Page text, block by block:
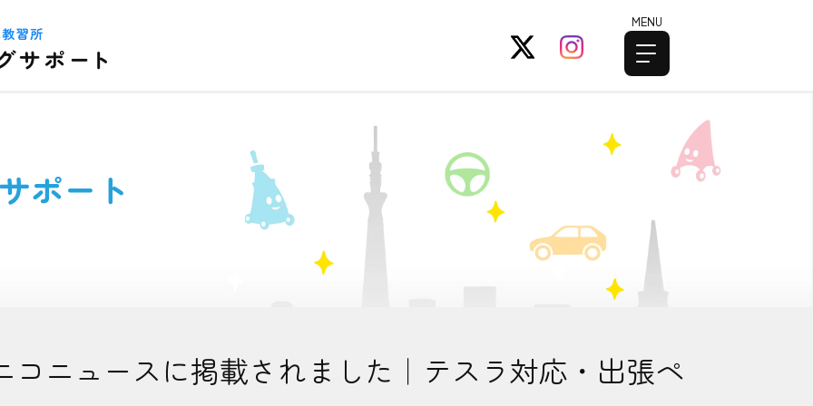
MENU
ポート
コニュースに掲載されました｜テスラ対応・出張ペ